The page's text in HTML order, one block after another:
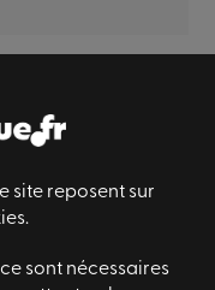
site reposent sur
sont nécessaires